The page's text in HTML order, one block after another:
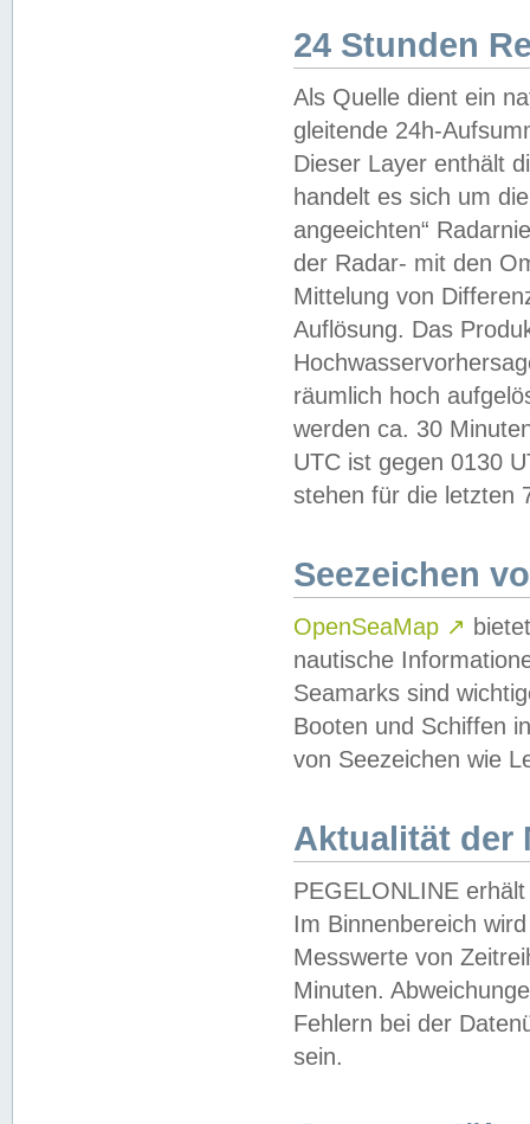
24 Stunden
Als Quelle dient ein
gleitende 24h-
Dieser Layer enthält
handelt es sich um
angeeichten“
der Radar- mit den
Mittelung von
Auflösung. Das
räumlich hoch
werden ca. 30
UTC ist gegen 0130
stehen für die letzten
Seezeichen
OpenSeaMap ↗
nautische
Seamarks sind
Booten und Schiffen
von Seezeichen wie
Aktualität der
PEGELONLINE
Im Binnenbereich
Messwerte von
Minuten.
Fehlern bei der
sein.